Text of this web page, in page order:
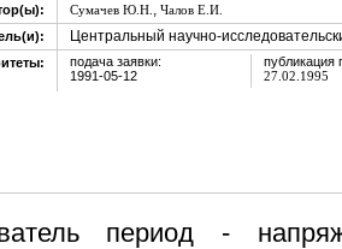
Сумачев Ю.Н. , Чалов Е.И.
Центральный научно-
подача заявки:
1991-05-12
публикация
27.02.1995
период -